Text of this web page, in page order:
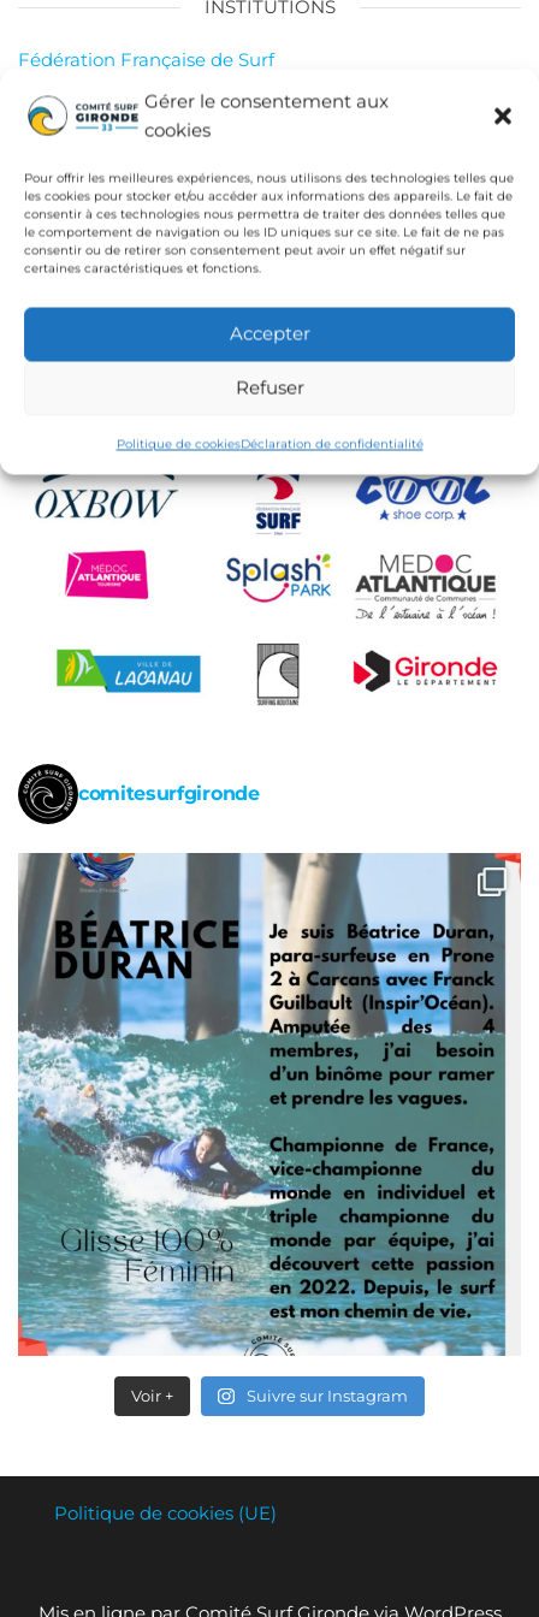
Gérer le consentement aux
cookies
Pour offrir les meilleures expériences, nous utilisons des technologies telles que
les cookies pour stocker et/ou accéder aux informations des appareils. Le fait de
consentir à ces technologies nous permettra de traiter des données telles que
le comportement de navigation ou les ID uniques sur ce site. Le fait de ne pas
consentir ou de retirer son consentement peut avoir un effet négatif sur
certaines caractéristiques et fonctions.
Accepter
Refuser
Politique de cookiesDéclaration de confidentialité
INSTITUTIONS
Fédération Française de Surf
Conseil Départemental de la Gironde
Ligue de Surf de Nouvelle Aquitaine
CdC Médoc Atlantique
comitesurfgironde
Voir + Suivre sur Instagram
Politique de cookies (UE)